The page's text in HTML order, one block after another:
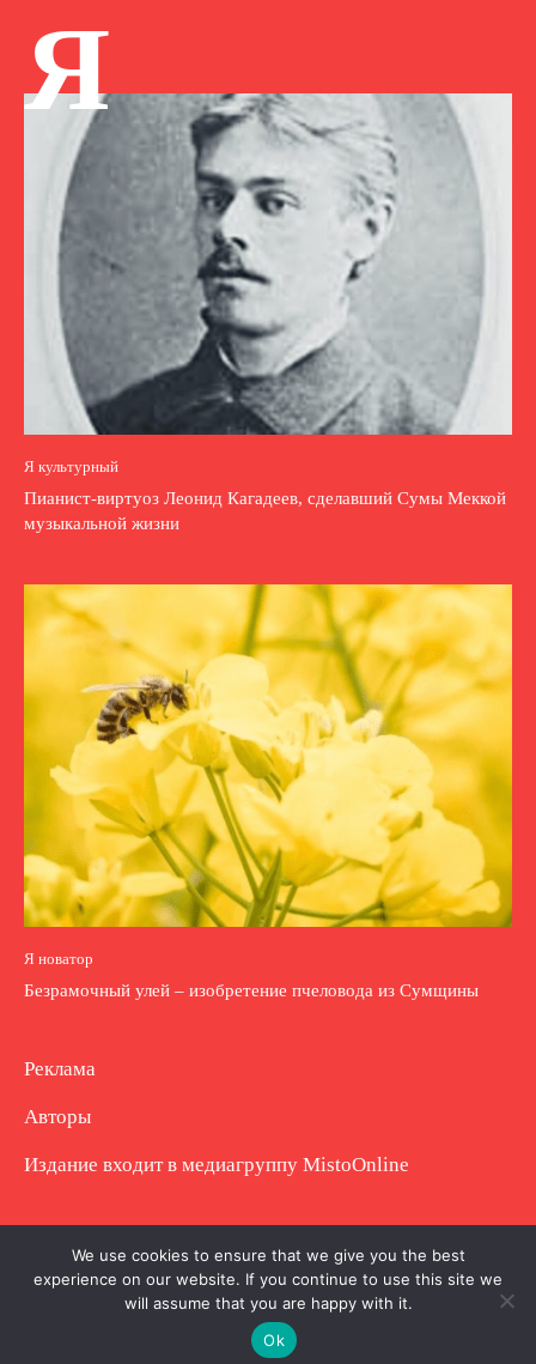
Я
Я культурный
Пианист-виртуоз Леонид Кагадеев, сделавший Сумы Меккой
музыкальной жизни
Я новатор
Безрамочный улей – изобретение пчеловода из Сумщины
Реклама
Авторы
Издание входит в медиагруппу MistoOnline
Copyright © Полное использование материала
запрещено. Частично разрешено с гиперссылкой.
We use cookies to ensure that we give you the best
experience on our website. If you continue to use this site we
will assume that you are happy with it.
Ok